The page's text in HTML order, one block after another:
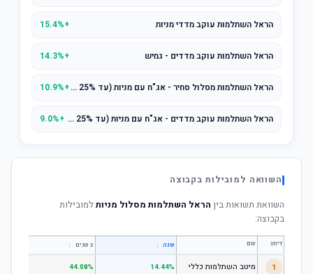
הראל השתלמות עוקב מדדי מניות +15.4%
הראל השתלמות עוקב מדדים - גמיש +14.3%
הראל השתלמות מסלול סחיר - אג"ח עם מניות (עד 25% מניות)+10.9%
הראל השתלמות עוקב מדדים - אג"ח עם מניות (עד 25% מניות) +9.0%
השוואה למובילות בקבוצה
השוואת תשואות בין הראל השתלמות מסלול מניותלמובילות
בקבוצה:
דירוג שם שנה ↕ 3 שנים ↕
1 מיטב השתלמות כללי 14.44%
44.08%